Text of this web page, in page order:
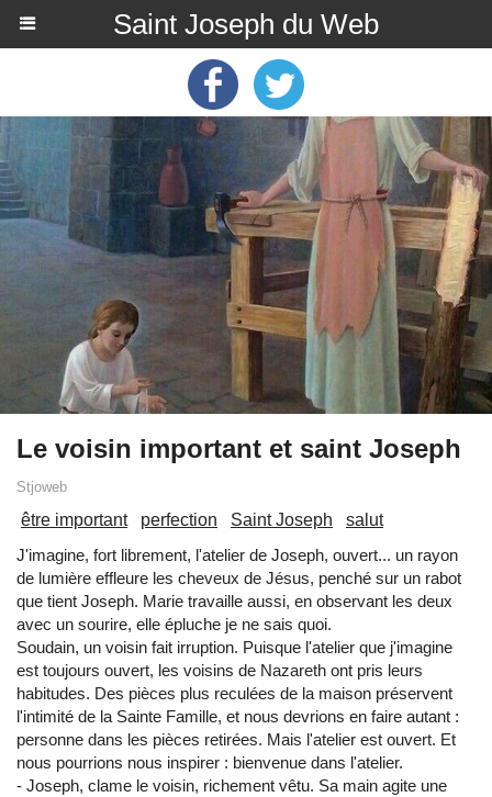
Saint Joseph du Web
Le voisin important et saint Joseph
Stjoweb
être important perfection Saint Joseph
salut
J'imagine, fort librement, l'atelier de Joseph, ouvert... un rayon
de lumière effleure les cheveux de Jésus, penché sur un rabot
que tient Joseph. Marie travaille aussi, en observant les deux
avec un sourire, elle épluche je ne sais quoi.
Soudain, un voisin fait irruption. Puisque l'atelier que j'imagine
est toujours ouvert, les voisins de Nazareth ont pris leurs
habitudes. Des pièces plus reculées de la maison préservent
l'intimité de la Sainte Famille, et nous devrions en faire autant :
personne dans les pièces retirées. Mais l'atelier est ouvert. Et
nous pourrions nous inspirer : bienvenue dans l'atelier.
- Joseph, clame le voisin, richement vêtu. Sa main agite une